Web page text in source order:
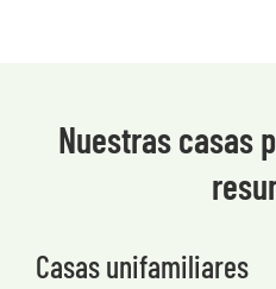
Nuestras casas
Casas unifamiliares